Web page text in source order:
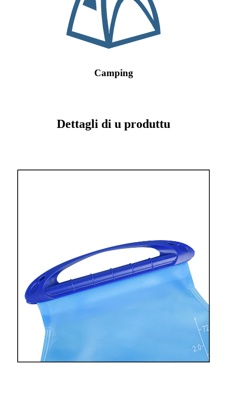
Camping
Dettagli di u produttu